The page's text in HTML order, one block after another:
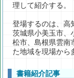
理して紹介する。
登場するのは、高
茨城県小美玉市、
松市、島根県雲南
た地域を現場から
書籍紹介記事